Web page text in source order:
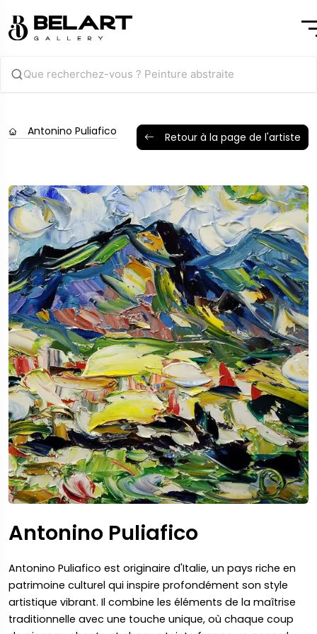
Antonino Puliafico Retour à la page de l'artiste
Antonino Puliafico
Antonino Puliafico est originaire d'Italie, un pays riche en
patrimoine culturel qui inspire profondément son style
artistique vibrant. Il combine les éléments de la maîtrise
traditionnelle avec une touche unique, où chaque coup